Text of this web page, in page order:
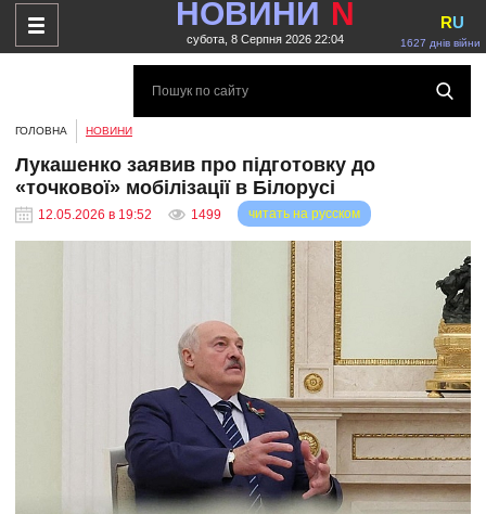
НОВИНИ N
субота, 8 Серпня 2026 22:04 1627 днів війни
RU
ГОЛОВНА НОВИНИ
Лукашенко заявив про підготовку до
«точкової» мобілізації в Білорусі
12.05.2026 в 19:52 1499 читать на русском